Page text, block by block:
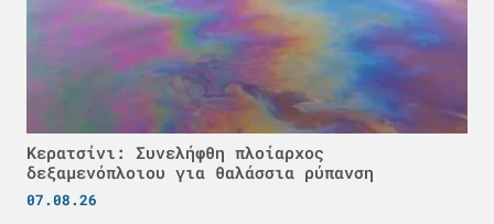
Κερατσίνι: Συνελήφθη πλοίαρχος
δεξαμενόπλοιου για θαλάσσια ρύπανση
07.08.26